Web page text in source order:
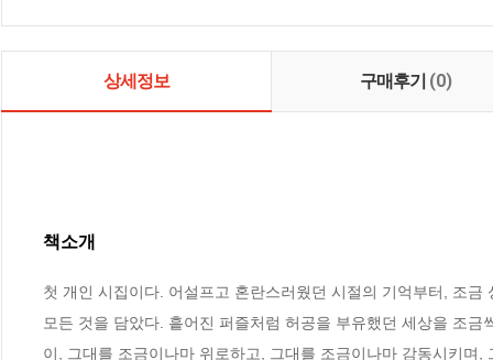
상세정보 구매후기 (0)
책소개
첫 개인 시집이다. 어설프고 혼란스러웠던 시절의 기억부터, 조
모든 것을 담았다. 흩어진 퍼즐처럼 허공을 부유했던 세상을 조
이, 그대를 조금이나마 위로하고, 그대를 조금이나마 감동시키며